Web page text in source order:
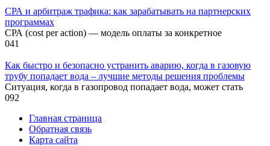
СРА и арбитраж трафика: как зарабатывать на партнерских
программах
СРА (cost per action) — модель оплаты за конкретное
041
Как быстро и безопасно устранить аварию, когда в газовую
трубу попадает вода – лучшие методы решения проблемы
Ситуация, когда в газопровод попадает вода, может стать
092
Главная страница
Обратная связь
Карта сайта